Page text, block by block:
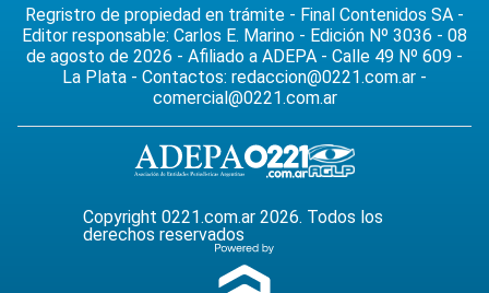
Regristro de propiedad en trámite - Final Contenidos SA -
Editor responsable: Carlos E. Marino - Edición Nº 3036 - 08
de agosto de 2026 - Afiliado a ADEPA - Calle 49 Nº 609 -
La Plata - Contactos: redaccion@0221.com.ar -
comercial@0221.com.ar
Copyright 0221.com.ar 2026. Todos los
derechos reservados